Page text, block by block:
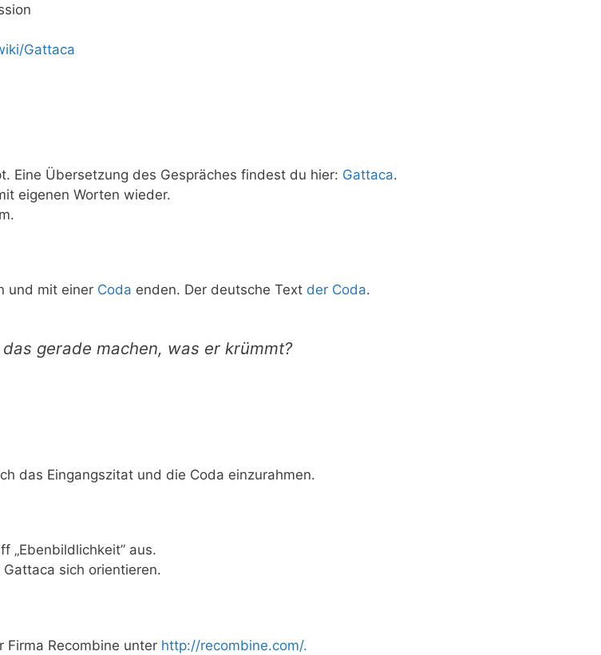
​G​a​t​t​aca
Eine Über­set­zung des Gesprä­ches fin­dest du hier: Gat­ta­ca.
eige­nen Wor­ten wieder.
und mit einer Coda enden. Der deut­sche Text der Coda.
gera­de machen, was er krümmt?
das Ein­gangs­zi­tat und die Coda einzurahmen.
„Eben­bild­lich­keit” aus.
sich orientieren.
Fir­ma Recom­bi­ne unter http://​recom​bi​ne​.com/.